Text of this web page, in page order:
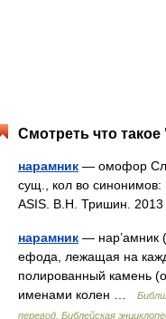
Смотреть что
нарамник — омофор
сущ., кол во
ASIS. В.Н. Тришин.
нарамник — нар’амник
ефода, лежащая на
полированный камень
именами колен …
перевод. Библейская